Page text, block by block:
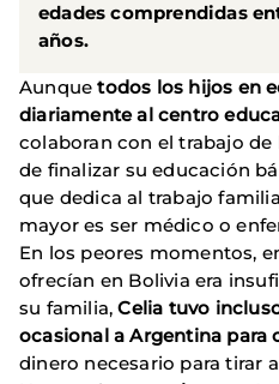
edades comprendidas
años.
Aunquetodos los hijos en
diariamente al centro
colaboran con el trabajo de
de finalizar su educación
que dedica al trabajo
mayor es ser médico o
En los peores momentos,
ofrecían en Bolivia era
su familia,Celia tuvo
ocasional a Argentina para
dinero necesario para tirar